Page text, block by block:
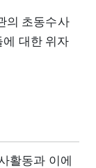
의 초동수사
대한 위자
활동과 이에